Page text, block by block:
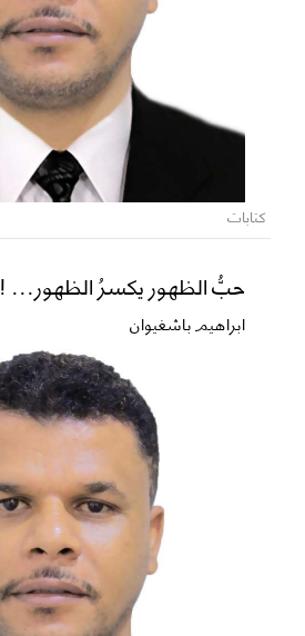
كتابات
حبُّ الظهور يكسرُ الظهور... !
ابراهيم باشغيوان